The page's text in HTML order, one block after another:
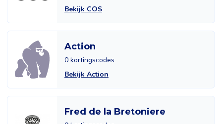
Bekijk COS
Action
0 kortingscodes
Bekijk Action
Fred de la Bretoniere